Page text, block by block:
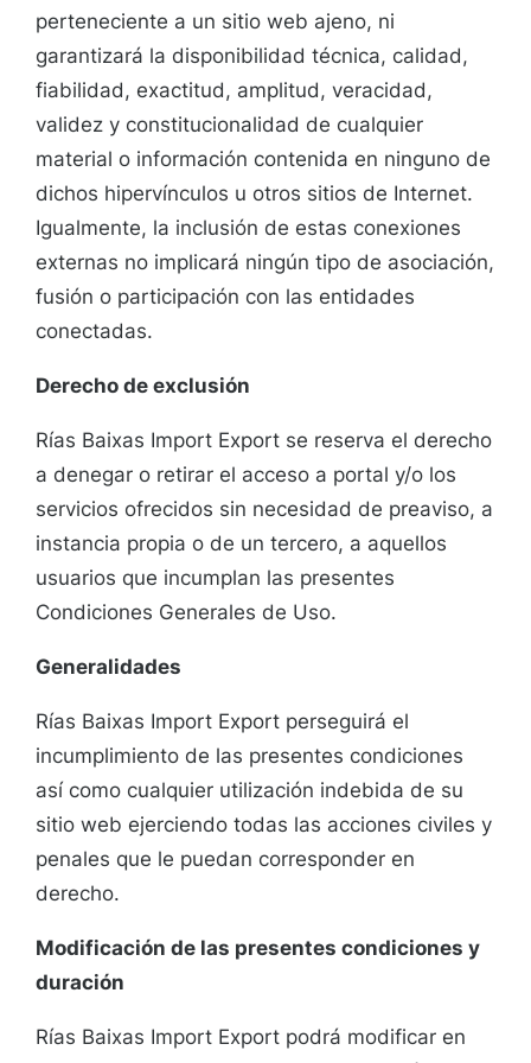
perteneciente a un sitio web ajeno, ni
garantizará la disponibilidad técnica, calidad,
fiabilidad, exactitud, amplitud, veracidad,
validez y constitucionalidad de cualquier
material o información contenida en ninguno de
dichos hipervínculos u otros sitios de Internet.
Igualmente, la inclusión de estas conexiones
externas no implicará ningún tipo de asociación,
fusión o participación con las entidades
conectadas.
Derecho de exclusión
Rías Baixas Import Export se reserva el derecho
a denegar o retirar el acceso a portal y/o los
servicios ofrecidos sin necesidad de preaviso, a
instancia propia o de un tercero, a aquellos
usuarios que incumplan las presentes
Condiciones Generales de Uso.
Generalidades
Rías Baixas Import Export perseguirá el
incumplimiento de las presentes condiciones
así como cualquier utilización indebida de su
sitio web ejerciendo todas las acciones civiles y
penales que le puedan corresponder en
derecho.
Modificación de las presentes condiciones y
duración
Rías Baixas Import Export podrá modificar en